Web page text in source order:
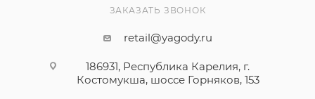
ЗАКАЗАТЬ ЗВОНОК
retail@yagody.ru
186931, Республика Карелия, г.
Костомукша, шоссе Горняков, 153